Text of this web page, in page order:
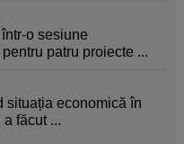
o sesiune
patru proiecte ...
situația economică în
făcut ...